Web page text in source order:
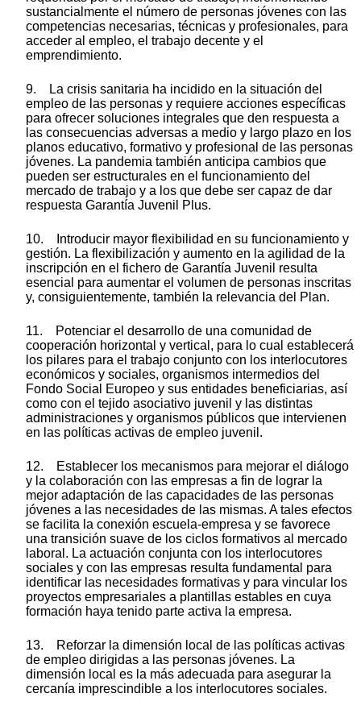
sustancialmente el número de personas jóvenes con las
competencias necesarias, técnicas y profesionales, para
acceder al empleo, el trabajo decente y el
emprendimiento.
9. La crisis sanitaria ha incidido en la situación del
empleo de las personas y requiere acciones específicas
para ofrecer soluciones integrales que den respuesta a
las consecuencias adversas a medio y largo plazo en los
planos educativo, formativo y profesional de las personas
jóvenes. La pandemia también anticipa cambios que
pueden ser estructurales en el funcionamiento del
mercado de trabajo y a los que debe ser capaz de dar
respuesta Garantía Juvenil Plus.
10. Introducir mayor flexibilidad en su funcionamiento y
gestión. La flexibilización y aumento en la agilidad de la
inscripción en el fichero de Garantía Juvenil resulta
esencial para aumentar el volumen de personas inscritas
y, consiguientemente, también la relevancia del Plan.
11. Potenciar el desarrollo de una comunidad de
cooperación horizontal y vertical, para lo cual establecerá
los pilares para el trabajo conjunto con los interlocutores
económicos y sociales, organismos intermedios del
Fondo Social Europeo y sus entidades beneficiarias, así
como con el tejido asociativo juvenil y las distintas
administraciones y organismos públicos que intervienen
en las políticas activas de empleo juvenil.
12. Establecer los mecanismos para mejorar el diálogo
y la colaboración con las empresas a fin de lograr la
mejor adaptación de las capacidades de las personas
jóvenes a las necesidades de las mismas. A tales efectos
se facilita la conexión escuela-empresa y se favorece
una transición suave de los ciclos formativos al mercado
laboral. La actuación conjunta con los interlocutores
sociales y con las empresas resulta fundamental para
identificar las necesidades formativas y para vincular los
proyectos empresariales a plantillas estables en cuya
formación haya tenido parte activa la empresa.
13. Reforzar la dimensión local de las políticas activas
de empleo dirigidas a las personas jóvenes. La
dimensión local es la más adecuada para asegurar la
cercanía imprescindible a los interlocutores sociales.